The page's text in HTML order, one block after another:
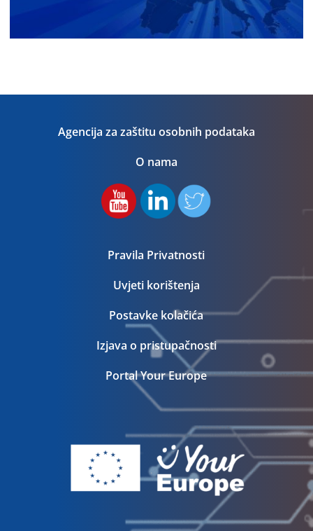
Agencija za zaštitu osobnih podataka
O nama
Pravila Privatnosti
Uvjeti korištenja
Postavke kolačića
Izjava o pristupačnosti
Portal Your Europe